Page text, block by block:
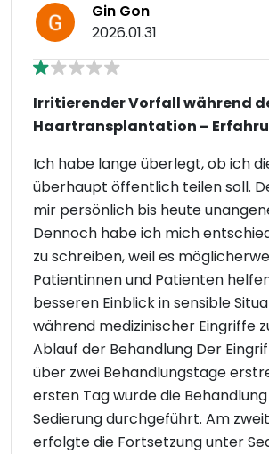
Gin Gon
2026.01.31
Irritierender Vorfall während
Haartransplantation –
Ich habe lange überlegt, ob ich
überhaupt öffentlich teilen soll.
mir persönlich bis heute
Dennoch habe ich mich
zu schreiben, weil es
Patientinnen und Patienten
besseren Einblick in sensible
während medizinischer Eingriffe
Ablauf der Behandlung Der
über zwei Behandlungstage
ersten Tag wurde die
Sedierung durchgeführt. Am
erfolgte die Fortsetzung unter